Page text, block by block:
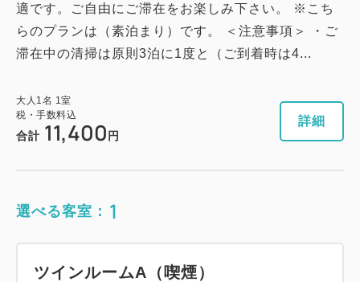
適です。ご自由にご滞在をお楽しみ下さい。 ※こち
らのプランは（素泊まり）です。 ＜注意事項＞ ・ご
滞在中の清掃は原則3泊に1度と（ご到着時は4...
大人 1 名 1 室
税・手数料込
合計 11,400 円
詳細
選べる客室： 1
ツインルームA（喫煙）